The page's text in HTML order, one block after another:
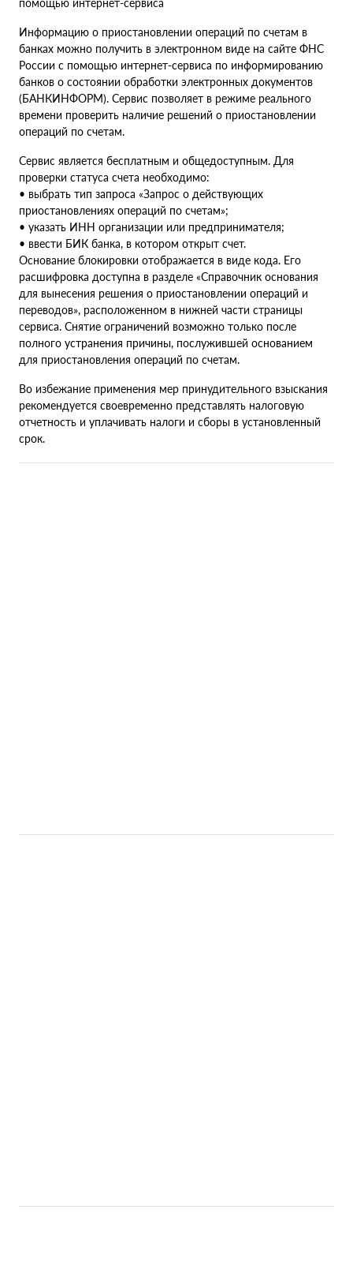
помощью интернет-сервиса
Информацию о приостановлении операций по счетам в
банках можно получить в электронном виде на сайте ФНС
России с помощью интернет-сервиса по информированию
банков о состоянии обработки электронных документов
(БАНКИНФОРМ). Сервис позволяет в режиме реального
времени проверить наличие решений о приостановлении
операций по счетам.
Сервис является бесплатным и общедоступным. Для
проверки статуса счета необходимо:
• выбрать тип запроса «Запрос о действующих
приостановлениях операций по счетам»;
• указать ИНН организации или предпринимателя;
• ввести БИК банка, в котором открыт счет.
Основание блокировки отображается в виде кода. Его
расшифровка доступна в разделе «Справочник основания
для вынесения решения о приостановлении операций и
переводов», расположенном в нижней части страницы
сервиса. Снятие ограничений возможно только после
полного устранения причины, послужившей основанием
для приостановления операций по счетам.
Во избежание применения мер принудительного взыскания
рекомендуется своевременно представлять налоговую
отчетность и уплачивать налоги и сборы в установленный
срок.